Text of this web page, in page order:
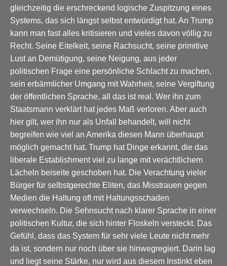
gleichzeitig die erschreckend logische Zuspitzung eines
Systems, das sich längst selbst entwürdigt hat. An Trump
kann man fast alles kritisieren und vieles davon völlig zu
Recht. Seine Eitelkeit, seine Rachsucht, seine primitive
Lust an Demütigung, seine Neigung, aus jeder
politischen Frage eine persönliche Schlacht zu machen,
sein erbärmlicher Umgang mit Wahrheit, seine Vergiftung
der öffentlichen Sprache, all das ist real. Wer ihn zum
Staatsmann verklärt hat jedes Maß verloren. Aber auch
hier gilt, wer ihn nur als Unfall behandelt, will nicht
begreifen wie viel an Amerika diesen Mann überhaupt
möglich gemacht hat. Trump hat Dinge erkannt, die das
liberale Establishment viel zu lange mit verächtlichem
Lächeln beiseite geschoben hat. Die Verachtung vieler
Bürger für selbstgerechte Eliten, das Misstrauen gegen
Medien die Haltung oft mit Haltungsschaden
verwechseln. Die Sehnsucht nach klarer Sprache in einer
politischen Kultur, die sich hinter Floskeln versteckt. Das
Gefühl, dass das System für sehr viele Leute nicht mehr
da ist, sondern nur noch über sie hinwegregiert. Darin lag
und liegt seine Stärke, nur wird aus diesem Instinkt eben